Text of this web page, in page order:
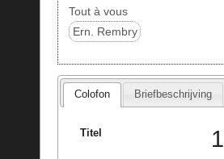
Tout à vous
Ern. Rembry
Colofon Briefbeschrijving
Titel